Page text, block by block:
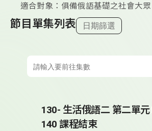
適合對象：俱備俄語基礎之社會大眾
節目單集列表 日期篩選
130- 生活俄語二 第二單
140 課程結束